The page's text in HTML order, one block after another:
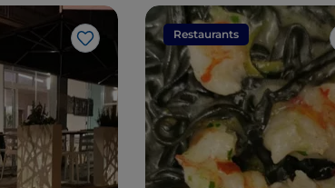
J’aime
Restaurants